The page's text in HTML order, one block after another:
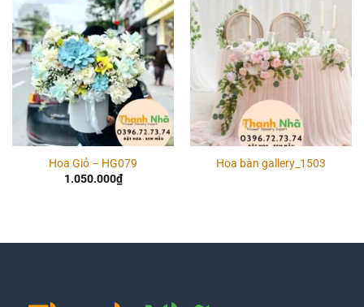
wishlist
Hoa Giỏ – HG079
1.050.000₫
wishlist
Hoa bàn gallery_1503